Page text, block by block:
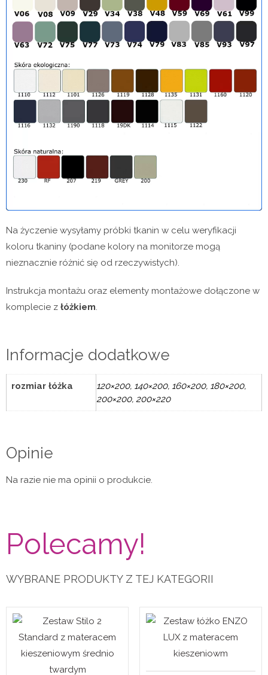
Na życzenie wysyłamy próbki tkanin w celu weryfikacji
koloru tkaniny (podane kolory na monitorze mogą
nieznacznie różnić się od rzeczywistych).
Instrukcja montażu oraz elementy montażowe dołączone w
komplecie z łóżkiem.
Informacje dodatkowe
rozmiar łóżka
120×200, 140×200, 160×200, 180×200,
200×200, 200×220
Opinie
Na razie nie ma opinii o produkcie.
Polecamy!
WYBRANE PRODUKTY Z TEJ KATEGORII